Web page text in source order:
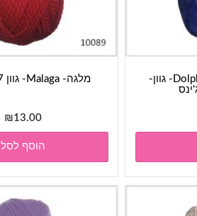
מלגה- Malaga- גוון 807- אדום
₪13.00
הוסף לסל
דולפין בייבי- Dolphin baby- גוון-